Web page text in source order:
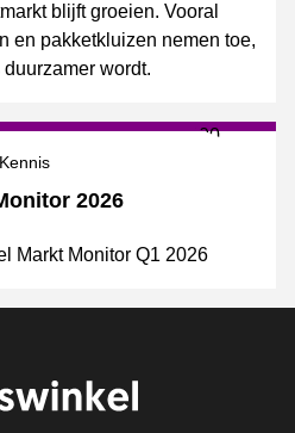
blijft groeien. Vooral
en pakketkluizen nemen toe,
wordt.
2026
Onderwerpen
Kennis
Markt Monitor Q1 2026